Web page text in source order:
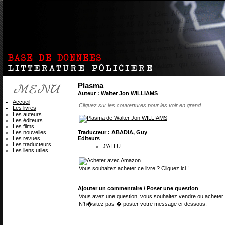
Plasma
Auteur : Walter Jon WILLIAMS
Cliquez sur les couvertures pour les voir en grand...
Traducteur : ABADIA, Guy
Editeurs
J'AI LU
Vous souhaitez acheter ce livre ? Cliquez ici !
Ajouter un commentaire / Poser une question
Vous avez une question, vous souhaitez vendre ou
N'h�sitez pas � poster votre message ci-dessous.
Accueil
Les livres
Les auteurs
Les éditeurs
Les films
Les nouvelles
Les revues
Les traducteurs
Les liens utiles